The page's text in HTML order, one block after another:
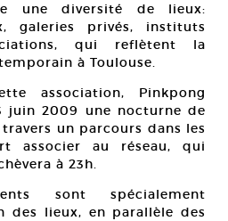
une diversité de lieux:
galeries privés, instituts
qui reflètent la
à Toulouse.
association, Pinkpong
juin 2009 une nocturne de
un parcours dans les
associer au réseau, qui
à 23h.
sont spécialement
des lieux, en parallèle des